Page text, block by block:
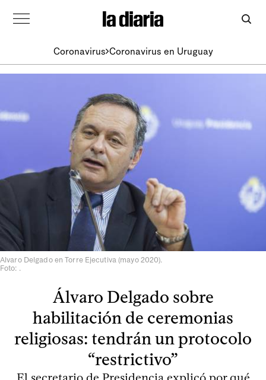
Coronavirus Coronavirus en Uruguay
Alvaro Delgado en Torre Ejecutiva (mayo 2020).
Foto: .
Álvaro Delgado sobre
habilitación de ceremonias
religiosas: tendrán un protocolo
“restrictivo”